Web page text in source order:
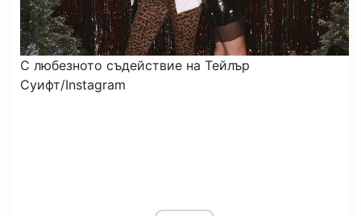
С любезното съдействие на Тейлър
Суифт/Instagram